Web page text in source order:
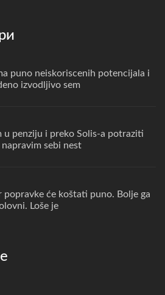
puno neiskoriscenih potencijala i
izvodljivo sem
u penziju i preko Solis-a potraziti
sebi nest
će koštati puno. Bolje ga
Loše je